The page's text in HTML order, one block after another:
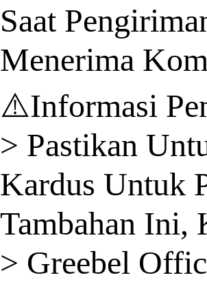
Saat
Menerima
⚠️Informasi
> Pastikan
Kardus Untuk
Tambahan Ini,
> Greebel